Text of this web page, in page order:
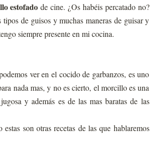
estofado de cine. ¿Os habéis percatado no?
de guisos y muchas maneras de guisar y
siempre presente en mi cocina.
ver en el cocido de garbanzos, es uno
nada mas, y no es cierto, el morcillo es una
y además es de las mas baratas de las
son otras recetas de las que hablaremos